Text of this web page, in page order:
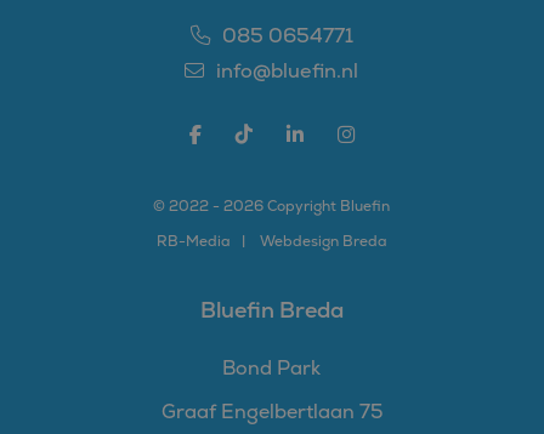
085 0654771
info@bluefin.nl
© 2022 - 2026 Copyright Bluefin
RB-Media Webdesign Breda
Bluefin Breda
Bond Park
Graaf Engelbertlaan 75